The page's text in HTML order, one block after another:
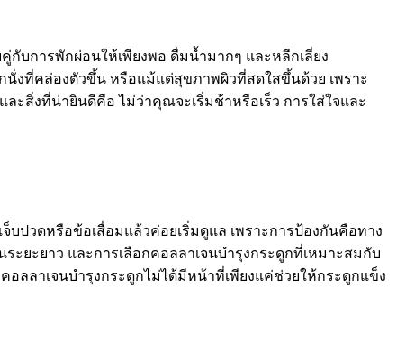
บการพักผ่อนให้เพียงพอ ดื่มน้ำมากๆ และหลีกเลี่ยง
นั่งที่คล่องตัวขึ้น หรือแม้แต่สุขภาพผิวที่สดใสขึ้นด้วย เพราะ
ะสิ่งที่น่ายินดีคือ ไม่ว่าคุณจะเริ่มช้าหรือเร็ว การใส่ใจและ
บปวดหรือข้อเสื่อมแล้วค่อยเริ่มดูแล เพราะการป้องกันคือทาง
ยะยาว และการเลือกคอลลาเจนบำรุงกระดูกที่เหมาะสมกับ
ลาเจนบำรุงกระดูกไม่ได้มีหน้าที่เพียงแค่ช่วยให้กระดูกแข็ง